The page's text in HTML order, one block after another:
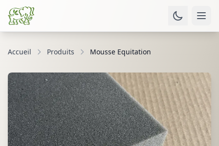
Accueil Produits Mousse Equitation